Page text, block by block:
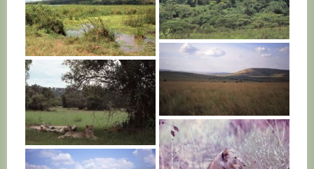
RWANDA
RWANDA
RWANDA
RWANDA